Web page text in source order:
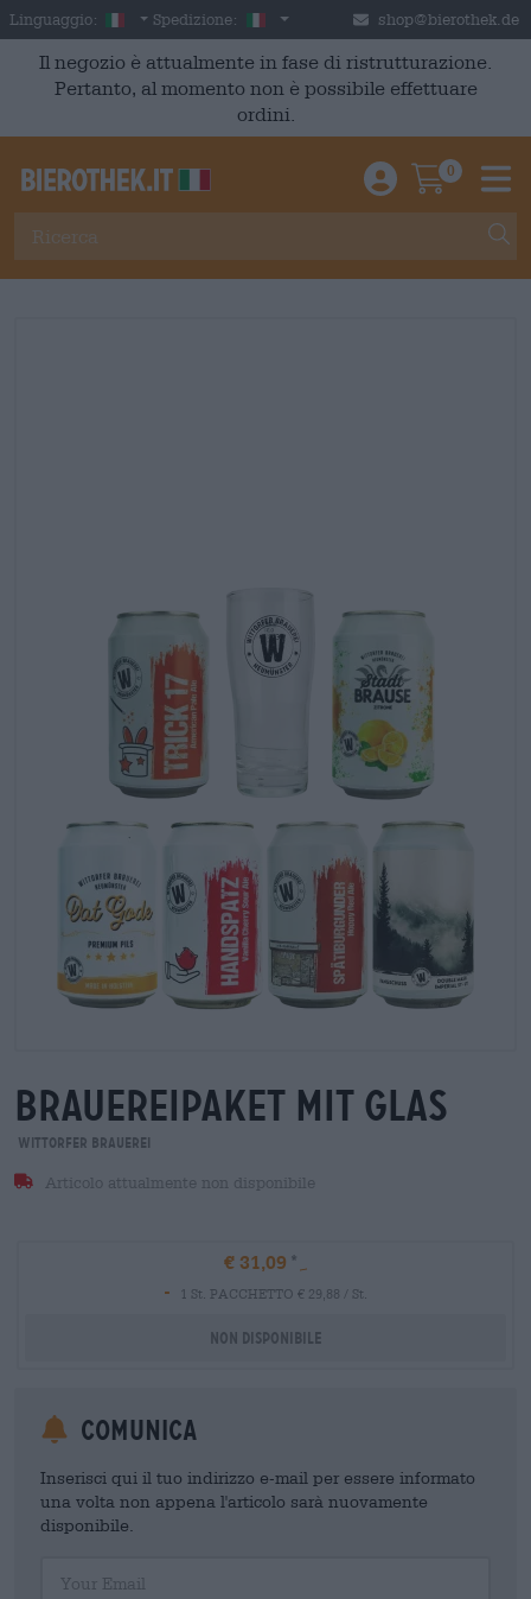
Skip to main content
Linguaggio: Italian
Spedizione: Italia shop@bierothek.de
Il negozio è attualmente in fase di ristrutturazione.
Pertanto, al momento non è possibile effettuare
ordini.
Einloggen /
0
brauereipaket mit glas
Wittorfer Brauerei
Articolo attualmente non disponibile
€ 31,09
-
1 St. PACCHETTO € 29,88 / St.
Non disponibile
Comunica
Inserisci qui il tuo indirizzo e-mail per essere informato
una volta non appena l'articolo sarà nuovamente
disponibile.